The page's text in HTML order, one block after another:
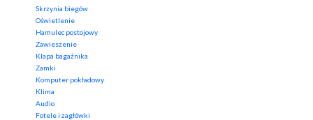
Skrzynia biegów
Oświetlenie
Hamulec postojowy
Zawieszenie
Klapa bagażnika
Zamki
Komputer pokładowy
Klima
Audio
Fotele i zagłówki